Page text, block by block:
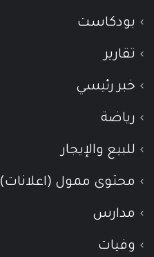
بودكاست
تقارير
خبر رئيسي
رياضة
للبيع والإيجار
محتوى ممول (اعلانات)
مدارس
وفيات